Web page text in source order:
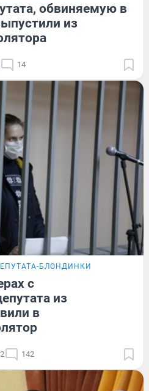
обвиняемую в
из
14
БЛОНДИНКИ
с
из
в
142